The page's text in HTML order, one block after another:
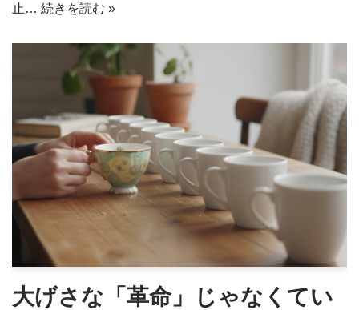
止… 続きを読む »
大げさな「革命」じゃなくてい